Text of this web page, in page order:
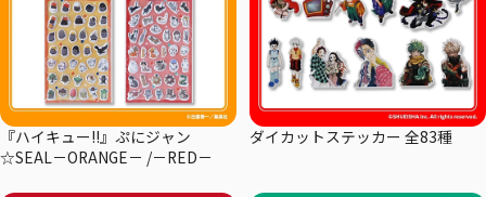
『ハイキュー!!』ぷにジャン
☆SEAL－ORANGE－ /－RED－
ダイカットステッカー 全83種